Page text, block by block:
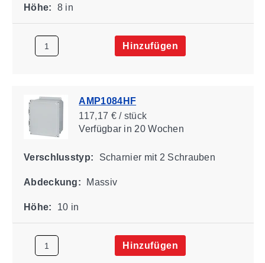
Höhe: 8 in
Hinzufügen
AMP1084HF
117,17 € / stück
Verfügbarin 20 Wochen
Verschlusstyp: Scharnier mit 2 Schrauben
Abdeckung: Massiv
Höhe: 10 in
Hinzufügen